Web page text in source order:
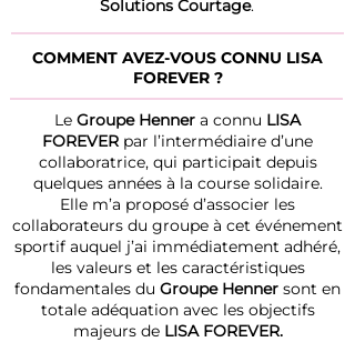
Solutions Courtage.
COMMENT AVEZ-VOUS CONNU LISA
FOREVER ?
Le Groupe Henner a connu LISA
FOREVER par l’intermédiaire d’une
collaboratrice, qui participait depuis
quelques années à la course solidaire.
Elle m’a proposé d’associer les
collaborateurs du groupe à cet événement
sportif auquel j’ai immédiatement adhéré,
les valeurs et les caractéristiques
fondamentales du Groupe Henner sont en
totale adéquation avec les objectifs
majeurs de LISA FOREVER.